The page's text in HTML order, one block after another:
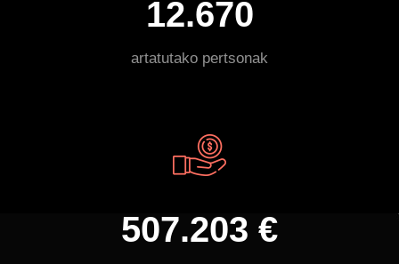
12.670
artatutako pertsonak
507.203 €